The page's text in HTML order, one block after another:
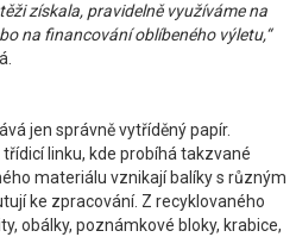
získala, pravidelně využíváme na
na financování oblíbeného výletu,“
jen správně vytříděný papír.
linku, kde probíhá takzvané
materiálu vznikají balíky s různým
ke zpracování. Z recyklovaného
obálky, poznámkové bloky, krabice,